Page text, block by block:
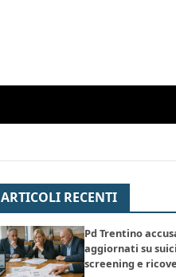
ARTICOLI RECENTI
Pd Trentino
aggiornati su
screening e